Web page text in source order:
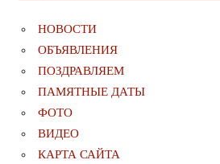
НОВОСТИ
ОБЪЯВЛЕНИЯ
ПОЗДРАВЛЯЕМ
ПАМЯТНЫЕ ДАТЫ
ФОТО
ВИДЕО
КАРТА САЙТА